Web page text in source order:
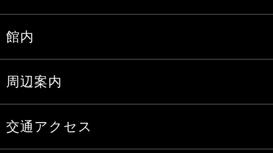
館内
周辺案内
交通アクセス